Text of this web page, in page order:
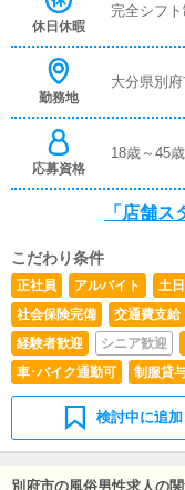
休日休暇
完全シフ
勤務地
大分県別
応募資格
18歳～45
「店舗ス
こだわり条件
正社員 アルバイト 土
社会保険完備
交通費支給
経験者歓迎
シニア歓迎
車･バイク通勤可
制服貸
検討中に追加
別府市の風俗男性求人の